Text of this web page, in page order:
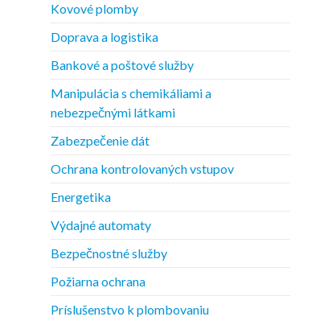
Kovové plomby
Doprava a logistika
Bankové a poštové služby
Manipulácia s chemikáliami a
nebezpečnými látkami
Zabezpečenie dát
Ochrana kontrolovaných vstupov
Energetika
Výdajné automaty
Bezpečnostné služby
Požiarna ochrana
Príslušenstvo k plombovaniu